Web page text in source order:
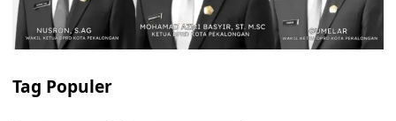
Tag Populer